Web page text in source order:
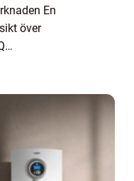
En
över